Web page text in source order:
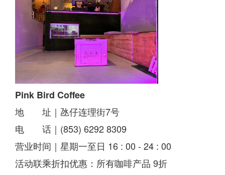
Pink Bird Coffee
地 址｜氹仔连理街7号
电 话｜(853) 6292 8309
营业时间｜星期一至日 16 : 00 - 24 : 00
活动联乘折扣优惠：所有咖啡产品 9折